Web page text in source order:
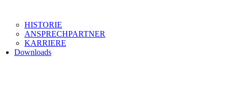
HISTORIE
ANSPRECHPARTNER
KARRIERE
Downloads